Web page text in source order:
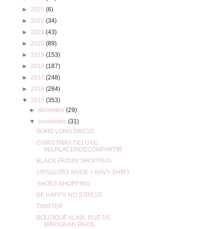
►2023(6)
►2022(34)
►2021(43)
►2020(89)
►2019(153)
►2018(187)
►2017(248)
►2016(284)
▼2015(353)
► diciembre (29)
▼ noviembre (31)
BOHO LONG DRESS
CHRISTMAS DELUXE:
#ELPLACERDECOMPARTIR
BLACK FRIDAY SHOPPING
URSULITAS NUDE + NAVY SHIRT
SHOES SHOPPING
BE HAPPY, NO STRESS
TWISTER
BOUTIQUE ALAÏA, RUE DE
MARIGNAN PARIS